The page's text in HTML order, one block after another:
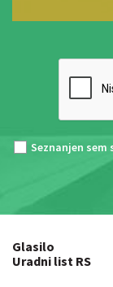
Seznanjen sem
Glasilo
Uradni list RS